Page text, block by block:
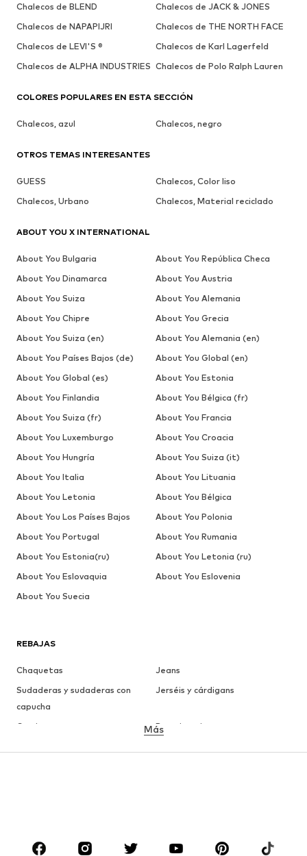
REBAJAS
Chaquetas
Jeans
Sudaderas y sudaderas con
capucha
Jerséis y cárdigans
Camisetas
Ropa interior
Más
Chalecos de BLEND
Chalecos de JACK & JONES
Chalecos de NAPAPIJRI
Chalecos de THE NORTH FACE
Chalecos de LEVI'S ®
Chalecos de Karl Lagerfeld
Chalecos de ALPHA INDUSTRIES Chalecos de Polo Ralph Lauren
COLORES POPULARES EN ESTA SECCIÓN
Chalecos, azul Chalecos, negro
OTROS TEMAS INTERESANTES
GUESS
Chalecos, Color liso
Chalecos, Urbano
Chalecos, Material reciclado
ABOUT YOU X INTERNATIONAL
About You Bulgaria
About You República Checa
About You Dinamarca
About You Austria
About You Suiza
About You Alemania
About You Chipre
About You Grecia
About You Suiza (en)
About You Alemania (en)
About You Países Bajos (de)
About You Global (en)
About You Global (es)
About You Estonia
About You Finlandia
About You Bélgica (fr)
About You Suiza (fr)
About You Francia
About You Luxemburgo
About You Croacia
About You Hungría
About You Suiza (it)
About You Italia
About You Lituania
About You Letonia
About You Bélgica
About You Los Países Bajos
About You Polonia
About You Portugal
About You Rumania
About You Estonia(ru)
About You Letonia (ru)
About You Eslovaquia
About You Eslovenia
About You Suecia